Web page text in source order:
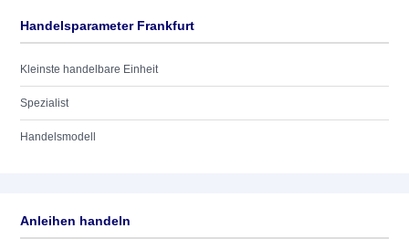
Handelsparameter Frankfurt
Kleinste handelbare Einheit
Spezialist
Handelsmodell
Anleihen handeln